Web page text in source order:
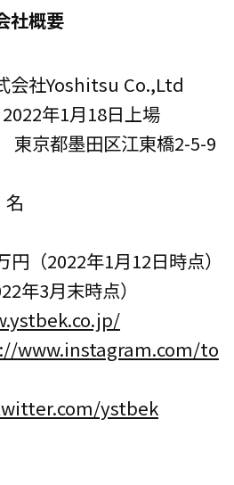
社概要
会社Yoshitsu Co.,Ltd
年1月18日上場
京都墨田区江東橋2-5-9
（2022年1月12日時点）
年3月末時点）
www.instagram.com/to
ystbek